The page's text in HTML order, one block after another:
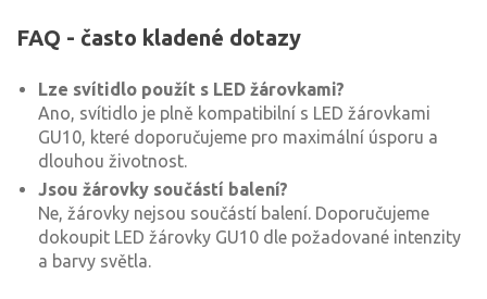
FAQ - často kladené dotazy
Lze svítidlo použít s LED žárovkami?
Ano, svítidlo je plně kompatibilní s LED žárovkami
GU10, které doporučujeme pro maximální úsporu a
dlouhou životnost.
Jsou žárovky součástí balení?
Ne, žárovky nejsou součástí balení. Doporučujeme
dokoupit LED žárovky GU10 dle požadované intenzity
a barvy světla.